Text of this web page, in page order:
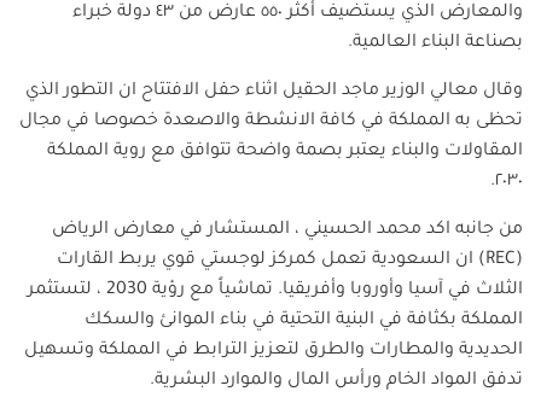
والمعارض الذي يستضيف أكثر ٥٥٠ عارض من ٤٣ دولة خبراء
بصناعة البناء العالمية.
وقال معالي الوزير ماجد الحقيل اثناء حفل الافتتاح ان التطور الذي
تحظى به المملكة في كافة الانشطة والاصعدة خصوصا في مجال
المقاولات والبناء يعتبر بصمة واضحة تتوافق مع روية المملكة
٢٠٣٠.
من جانبه اكد محمد الحسيني ، المستشار في معارض الرياض
(
REC) ان السعودية تعمل كمركز لوجستي قوي يربط القارات
الثلاث في آسيا وأوروبا وأفريقيا. تماشياً مع رؤية 2030 ، لتستثمر
المملكة بكثافة في البنية التحتية في بناء الموانئ والسكك
الحديدية والمطارات والطرق لتعزيز الترابط في المملكة وتسهيل
تدفق المواد الخام ورأس المال والموارد البشرية.